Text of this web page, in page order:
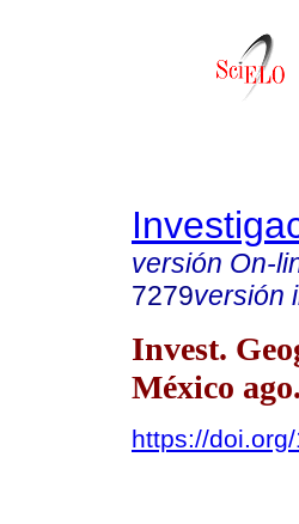
versión On-
7279versión
Invest.
México
https://